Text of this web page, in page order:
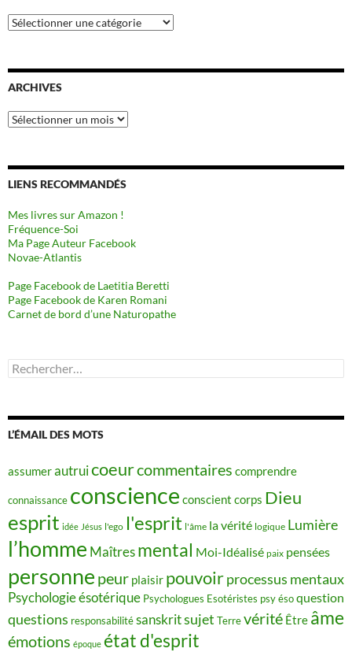
Catégories
ARCHIVES
Archives
LIENS RECOMMANDÉS
Mes livres sur Amazon !
Fréquence-Soi
Ma Page Auteur Facebook
Novae-Atlantis
Page Facebook de Laetitia Beretti
Page Facebook de Karen Romani
Carnet de bord d’une Naturopathe
Rechercher :
L’ÉMAIL DES MOTS
assumerautruicoeurcommentaires comprendre
connaissance conscience conscient corps Dieu
esprit idée Jésus l'ego l'esprit l'âme la vérité logique Lumière
l’homme Maîtres mental Moi-Idéalisé paix pensées
personne peur plaisir pouvoirprocessus mentaux
Psychologie ésotérique Psychologues Esotéristes psy ésoquestion
questions responsabilitésanskritsujet Terrevérité Être âme
émotions époque état d'esprit